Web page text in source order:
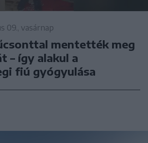
09., vasárnap
mentették meg
– így alakul a
fiú gyógyulása